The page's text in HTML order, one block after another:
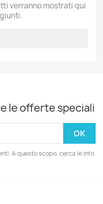
verranno mostrati qui
le offerte speciali
A questo scopo, cerca le info